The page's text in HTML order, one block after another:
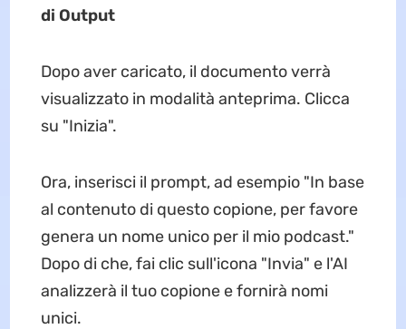
di Output
Dopo aver caricato, il documento verrà
visualizzato in modalità anteprima. Clicca
su "Inizia".
Ora, inserisci il prompt, ad esempio "In base
al contenuto di questo copione, per favore
genera un nome unico per il mio podcast."
Dopo di che, fai clic sull'icona "Invia" e l'AI
analizzerà il tuo copione e fornirà nomi
unici.